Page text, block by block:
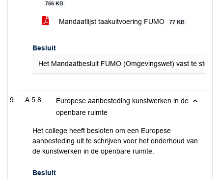
766 KB
Mandaatlijst taakuitvoering FUMO 77 KB
Besluit
Het Mandaatbesluit FUMO (Omgevingswet) vast te
A.5.8
Europese aanbesteding kunstwerken in de
openbare ruimte
Het college heeft besloten om een Europese
aanbesteding uit te schrijven voor het onderhoud van
de kunstwerken in de openbare ruimte.
Besluit